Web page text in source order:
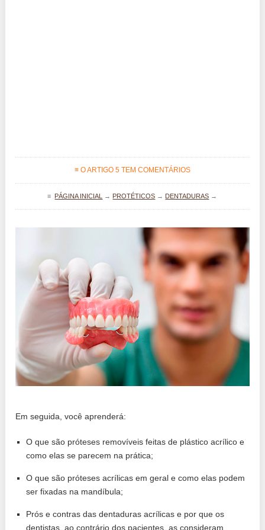
≡ O ARTIGO 5 TEM COMENTÁRIOS
≡ PÁGINA INICIAL → PROTÉTICOS → DENTADURAS →
Em seguida, você aprenderá:
O que são próteses removíveis feitas de plástico acrílico e
como elas se parecem na prática;
O que são próteses acrílicas em geral e como elas podem
ser fixadas na mandíbula;
Prós e contras das dentaduras acrílicas e por que os
dentistas, ao contrário dos pacientes, as consideram